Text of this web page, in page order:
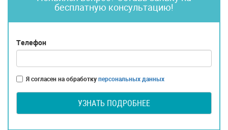
бесплатную консультацию!
Телефон
Я согласен на обработкуперсональных данных
УЗНАТЬ ПОДРОБНЕЕ